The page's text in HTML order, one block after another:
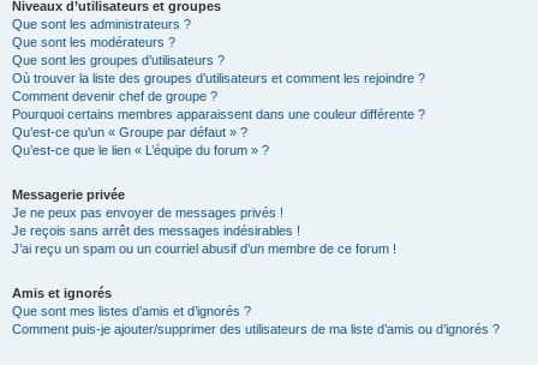
Niveaux d’utilisateurs et groupes
Que sont les administrateurs ?
Que sont les modérateurs ?
Que sont les groupes d’utilisateurs ?
Où trouver la liste des groupes d’utilisateurs et comment les rejoindre ?
Comment devenir chef de groupe ?
Pourquoi certains membres apparaissent dans une couleur différente ?
Qu’est-ce qu’un « Groupe par défaut » ?
Qu’est-ce que le lien « L’équipe du forum » ?
Messagerie privée
Je ne peux pas envoyer de messages privés !
Je reçois sans arrêt des messages indésirables !
J’ai reçu un spam ou un courriel abusif d’un membre de ce forum !
Amis et ignorés
Que sont mes listes d’amis et d’ignorés ?
Comment puis-je ajouter/supprimer des utilisateurs de ma liste d’amis ou d’ignorés ?